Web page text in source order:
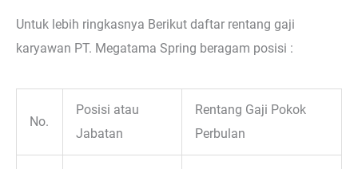
Untuk lebih ringkasnya Berikut daftar rentang gaji
karyawan PT. Megatama Spring beragam posisi :
No.
Posisi atau
Jabatan
Rentang Gaji Pokok
Perbulan